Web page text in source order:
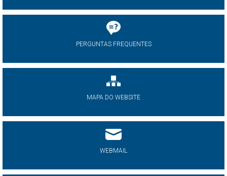
PERGUNTAS FREQUENTES
MAPA DO WEBSITE
WEBMAIL